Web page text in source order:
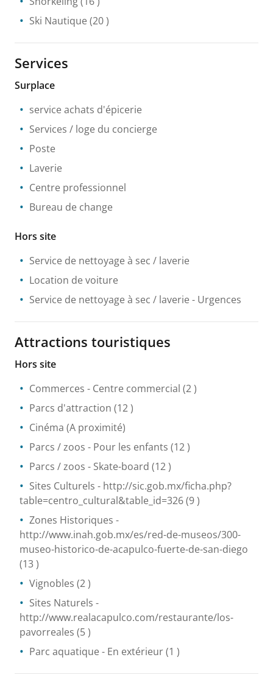
Ski Nautique (20 )
Services
Surplace
service achats d'épicerie
Services / loge du concierge
Poste
Laverie
Centre professionnel
Bureau de change
Hors site
Service de nettoyage à sec / laverie
Location de voiture
Service de nettoyage à sec / laverie - Urgences
Attractions touristiques
Hors site
Commerces - Centre commercial (2 )
Parcs d'attraction (12 )
Cinéma (A proximité)
Parcs / zoos - Pour les enfants (12 )
Parcs / zoos - Skate-board (12 )
Sites Culturels - http://sic.gob.mx/ficha.php?
table=centro_cultural&table_id=326(9 )
Zones Historiques -
http://www.inah.gob.mx/es/red-de-museos/300-
museo-historico-de-acapulco-fuerte-de-san-diego
(13 )
Vignobles (2 )
Sites Naturels -
http://www.realacapulco.com/restaurante/los-
pavorreales (5 )
Parc aquatique - En extérieur(1 )